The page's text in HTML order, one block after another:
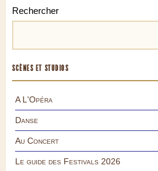
Rechercher
SCÈNES ET STUDIOS
A L'Opéra
Danse
Au Concert
Le guide des Festivals 2026